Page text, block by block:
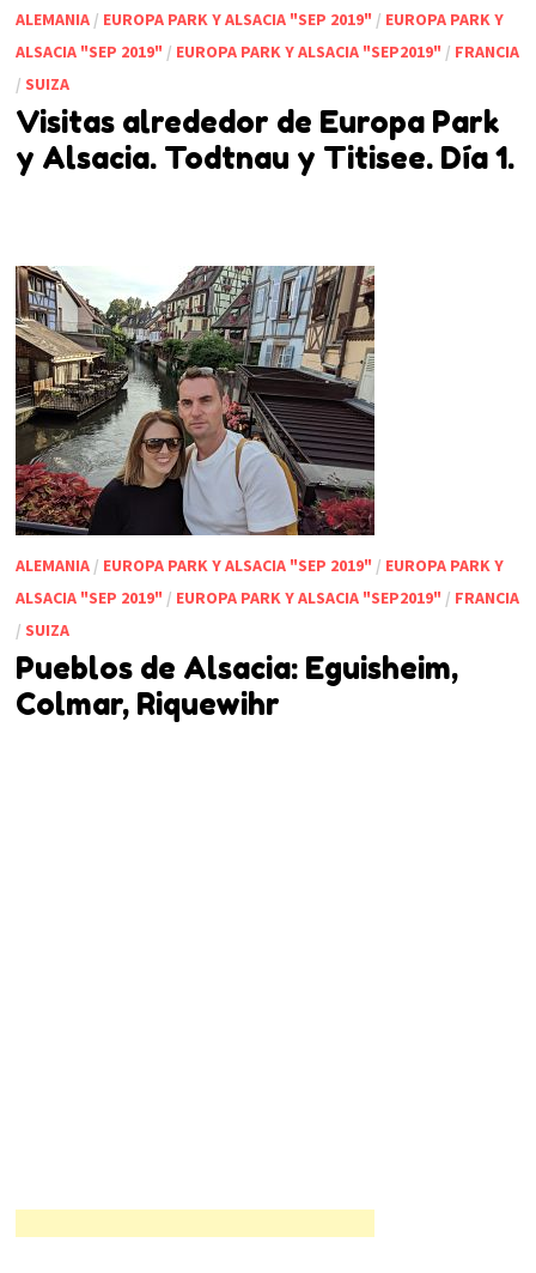
ALEMANIA/ EUROPA PARK Y ALSACIA "SEP 2019" / EUROPA PARK Y
ALSACIA "SEP 2019" / EUROPA PARK Y ALSACIA "SEP2019" / FRANCIA
/ SUIZA
Visitas alrededor de Europa Park
y Alsacia. Todtnau y Titisee. Día 1.
ALEMANIA/ EUROPA PARK Y ALSACIA "SEP 2019" / EUROPA PARK Y
ALSACIA "SEP 2019" / EUROPA PARK Y ALSACIA "SEP2019" / FRANCIA
/ SUIZA
Pueblos de Alsacia: Eguisheim,
Colmar, Riquewihr